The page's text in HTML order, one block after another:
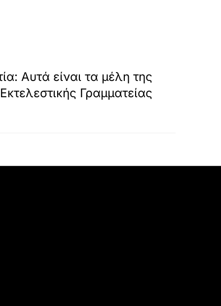
Αυτά είναι τα μέλη της
Εκτελεστικής Γραμματείας